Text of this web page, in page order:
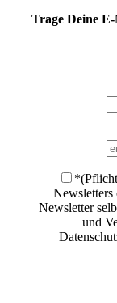
Trage Deine
Newsletter
und